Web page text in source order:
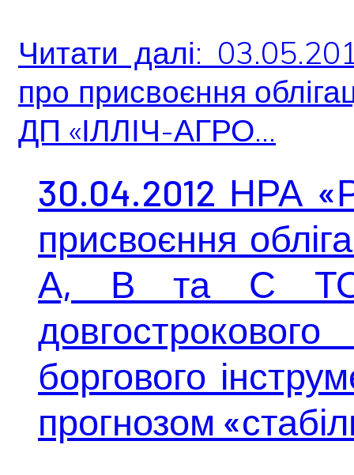
Читати далі:
про присвоєння
ДП «ІЛЛІЧ-АГРО...
30.04.2012 НРА
присвоєння
А, В та С
боргового
прогнозом